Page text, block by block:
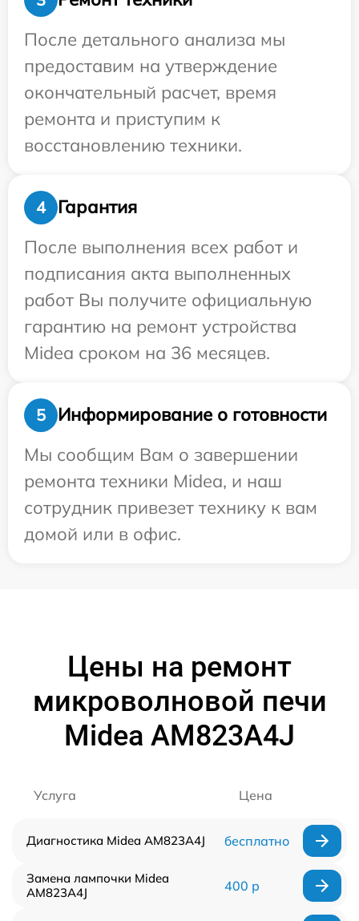
После детального анализа мы
предоставим на утверждение
окончательный расчет, время
ремонта и приступим к
восстановлению техники.
4
Гарантия
После выполнения всех работ и
подписания акта выполненных
работ Вы получите официальную
гарантию на ремонт устройства
Midea сроком на 36 месяцев.
5
Информирование о готовности
Мы сообщим Вам о завершении
ремонта техники Midea, и наш
сотрудник привезет технику к вам
домой или в офис.
Цены на ремонт
микроволновой печи
Midea AM823A4J
Услуга Цена
Диагностика Midea AM823A4J бесплатно
Замена лампочки Midea
AM823A4J
400 р